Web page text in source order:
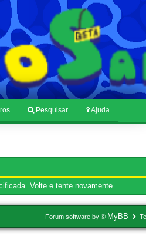
Pesquisar Ajuda
Volte e tente novamente.
Forum software by © MyBB